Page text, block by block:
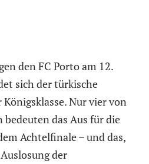
den FC Porto am 12.
sich der türkische
Nur vier von
das Aus für die
Achtelfinale – und das,
der